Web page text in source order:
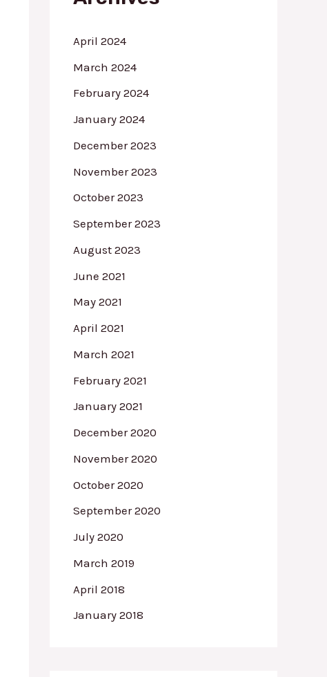
April 2024
March 2024
February 2024
January 2024
December 2023
November 2023
October 2023
September 2023
August 2023
June 2021
May 2021
April 2021
March 2021
February 2021
January 2021
December 2020
November 2020
October 2020
September 2020
July 2020
March 2019
April 2018
January 2018